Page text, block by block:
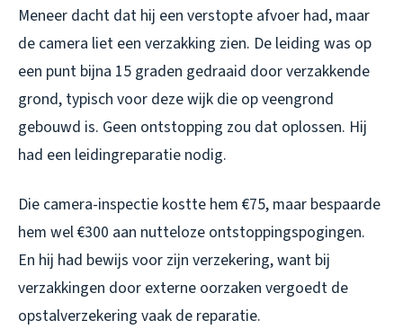
Meneer dacht dat hij een verstopte afvoer had, maar
de camera liet een verzakking zien. De leiding was op
een punt bijna 15 graden gedraaid door verzakkende
grond, typisch voor deze wijk die op veengrond
gebouwd is. Geen ontstopping zou dat oplossen. Hij
had een leidingreparatie nodig.
Die camera-inspectie kostte hem €75, maar bespaarde
hem wel €300 aan nutteloze ontstoppingspogingen.
En hij had bewijs voor zijn verzekering, want bij
verzakkingen door externe oorzaken vergoedt de
opstalverzekering vaak de reparatie.